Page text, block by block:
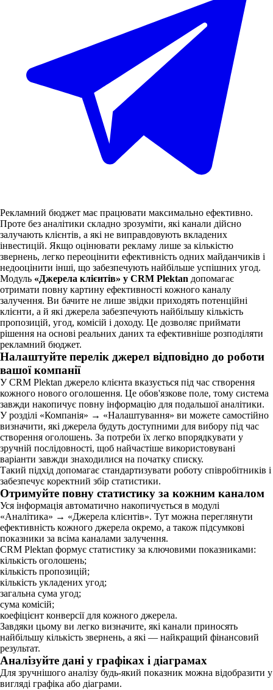
Рекламний бюджет має працювати максимально ефективно.
Проте без аналітики складно зрозуміти, які канали дійсно
залучають клієнтів, а які не виправдовують вкладених
інвестицій. Якщо оцінювати рекламу лише за кількістю
звернень, легко переоцінити ефективність одних майданчиків і
недооцінити інші, що забезпечують найбільше успішних угод.
Модуль «Джерела клієнтів» у CRM Plektan допомагає
отримати повну картину ефективності кожного каналу
залучення. Ви бачите не лише звідки приходять потенційні
клієнти, а й які джерела забезпечують найбільшу кількість
пропозицій, угод, комісій і доходу. Це дозволяє приймати
рішення на основі реальних даних та ефективніше розподіляти
рекламний бюджет.
Налаштуйте перелік джерел відповідно до роботи
вашої компанії
У CRM Plektan джерело клієнта вказується під час створення
кожного нового оголошення. Це обов'язкове поле, тому система
завжди накопичує повну інформацію для подальшої аналітики.
У розділі «Компанія» → «Налаштування» ви можете самостійно
визначити, які джерела будуть доступними для вибору під час
створення оголошень. За потреби їх легко впорядкувати у
зручній послідовності, щоб найчастіше використовувані
варіанти завжди знаходилися на початку списку.
Такий підхід допомагає стандартизувати роботу співробітників і
забезпечує коректний збір статистики.
Отримуйте повну статистику за кожним каналом
Уся інформація автоматично накопичується в модулі
«Аналітика» → «Джерела клієнтів». Тут можна переглянути
ефективність кожного джерела окремо, а також підсумкові
показники за всіма каналами залучення.
CRM Plektan формує статистику за ключовими показниками:
кількість оголошень;
кількість пропозицій;
кількість укладених угод;
загальна сума угод;
сума комісій;
коефіцієнт конверсії для кожного джерела.
Завдяки цьому ви легко визначите, які канали приносять
найбільшу кількість звернень, а які — найкращий фінансовий
результат.
Аналізуйте дані у графіках і діаграмах
Для зручнішого аналізу будь-який показник можна відобразити у
вигляді графіка або діаграми.